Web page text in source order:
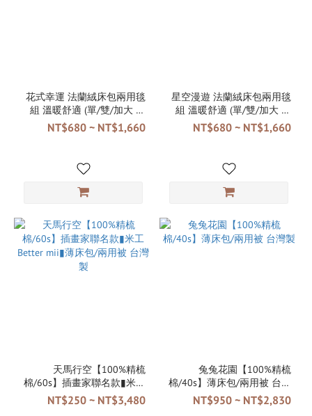
花式幸運 法蘭絨床包兩用毯
組 溫暖舒適 (單/雙/加大 可
選) 棉床本舖
NT$680 ~ NT$1,660
星空漫遊 法蘭絨床包兩用毯
組 溫暖舒適 (單/雙/加大 可
選) 棉床本舖
NT$680 ~ NT$1,660
天馬行空【100%精梳
棉/60s】插畫家聯名款▮米工
Better mii▮薄床包/兩用被 台
灣製
NT$250 ~ NT$3,480
兔兔花園【100%精梳
棉/40s】薄床包/兩用被 台灣
製
NT$950 ~ NT$2,830